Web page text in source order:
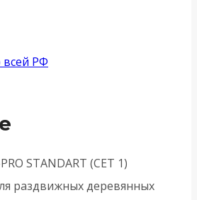
всей РФ
STANDART (СЕТ 1)
раздвижных деревянных